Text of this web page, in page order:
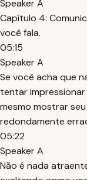
Speaker A
Capítulo 4:
você fala.
05:15
Speaker A
Se você acha que
tentar
mesmo mostrar
redondamente
05:22
Speaker A
Não é nada